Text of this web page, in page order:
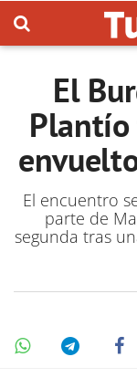
El
El encuentro
parte de
segunda tras